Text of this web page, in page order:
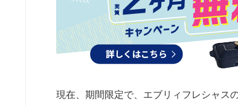
現在、期間限定で、エブリィフレシャス